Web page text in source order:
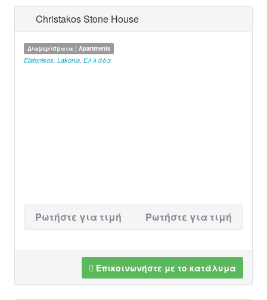
Christakos Stone House
Διαμερίσματα | Apartments
Elafonisos Lakonia Ελλάδα
Ρωτήστε για τιμή Ρωτήστε για τιμή
Επικοινωνήστε με το κατάλυμα